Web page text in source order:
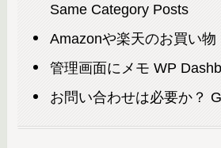
Same Category Posts
Amazonや楽天のお買い物
管理画面にメモ WP
お問い合わせは必要か？